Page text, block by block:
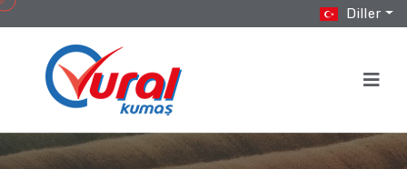
Diller